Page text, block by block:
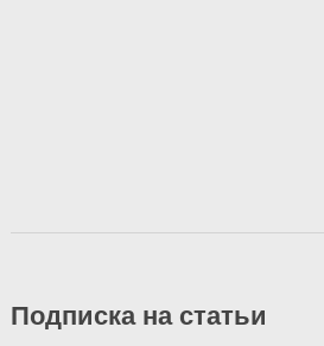
Подписка на статьи